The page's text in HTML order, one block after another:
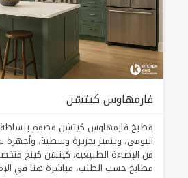
فارمهاوس كيتشن
مطبخ فارمهاوس كيتشن مصمم ببساطة
اليومي، ويتميز بجزيرة وسطية، وأجهزة
من الإضاءة الطبيعية. كيتشن كينج
مطابخ حسب الطلب، مباشرة هنا في